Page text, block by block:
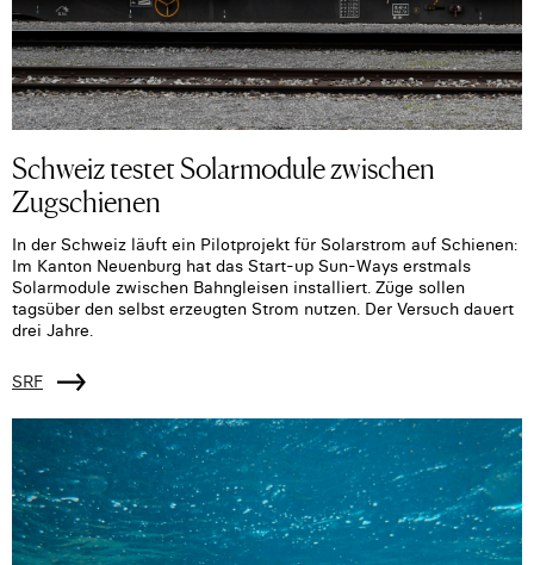
Schweiz testet Solarmodule zwischen
Zugschienen
In der Schweiz läuft ein Pilotprojekt für Solarstrom auf Schienen:
Im Kanton Neuenburg hat das Start-up Sun-Ways erstmals
Solarmodule zwischen Bahngleisen installiert. Züge sollen
tagsüber den selbst erzeugten Strom nutzen. Der Versuch dauert
drei Jahre.
SRF